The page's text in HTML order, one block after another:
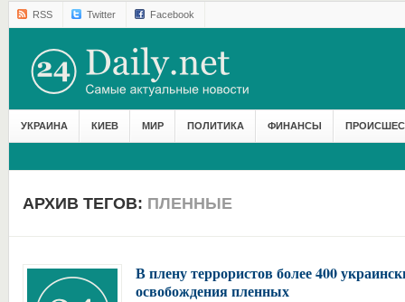
RSS Twitter Facebook
УКРАИНА КИЕВ МИР ПОЛИТИКА ФИНАНСЫ
АРХИВ ТЕГОВ: ПЛЕННЫЕ
В плену террористов более 400
освобождения пленных